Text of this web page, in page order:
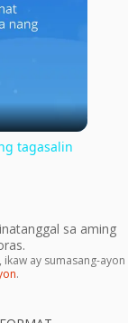
tagasalin
sa aming
ay sumasang-ayon
.